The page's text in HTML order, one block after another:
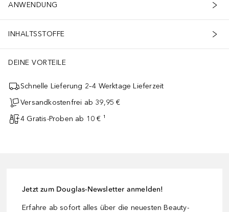
ANWENDUNG
INHALTSSTOFFE
DEINE VORTEILE
Schnelle Lieferung 2–4 Werktage Lieferzeit
Versandkostenfrei ab 39,95 €
4 Gratis-Proben ab 10 € ¹
Jetzt zum Douglas-Newsletter anmelden!
Erfahre ab sofort alles über die neuesten Beauty-